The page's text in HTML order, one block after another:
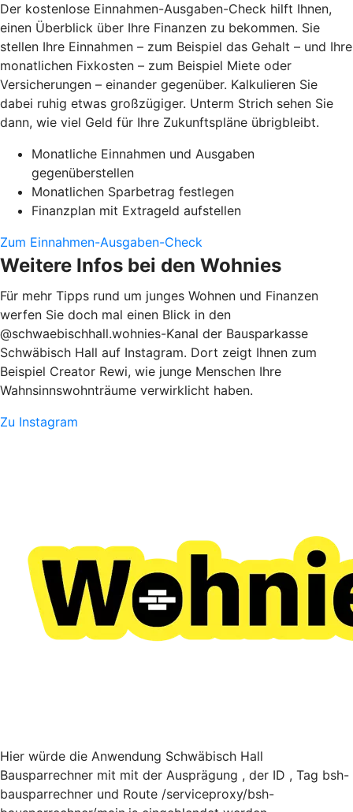
Der kostenlose Einnahmen-Ausgaben-Check hilft Ihnen,
einen Überblick über Ihre Finanzen zu bekommen. Sie
stellen Ihre Einnahmen – zum Beispiel das Gehalt – und Ihre
monatlichen Fixkosten – zum Beispiel Miete oder
Versicherungen – einander gegenüber. Kalkulieren Sie
dabei ruhig etwas großzügiger. Unterm Strich sehen Sie
dann, wie viel Geld für Ihre Zukunftspläne übrigbleibt.
Monatliche Einnahmen und Ausgaben
gegenüberstellen
Monatlichen Sparbetrag festlegen
Finanzplan mit Extrageld aufstellen
Zum Einnahmen-Ausgaben-Check
Weitere Infos bei den Wohnies
Für mehr Tipps rund um junges Wohnen und Finanzen
werfen Sie doch mal einen Blick in den
@schwaebischhall.wohnies-Kanal der Bausparkasse
Schwäbisch Hall auf Instagram. Dort zeigt Ihnen zum
Beispiel Creator Rewi, wie junge Menschen Ihre
Wahnsinnswohnträume verwirklicht haben.
Zu Instagram
Hier würde die Anwendung Schwäbisch Hall
Bausparrechner mit mit der Ausprägung , der ID , Tag bsh-
bausparrechner und Route /serviceproxy/bsh-